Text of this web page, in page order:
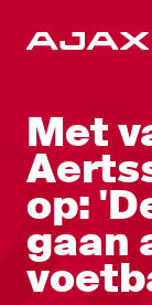
Met
op:
gaan